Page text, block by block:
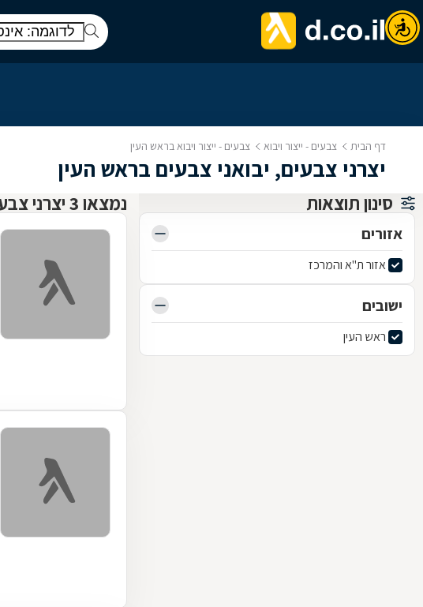
דף הבית צבעים - ייצור ויבוא צבעים - ייצור ויבוא בראש העין
יצרני צבעים, יבואני צבעים בראש העין
סינון תוצאות
אזורים
אזור ת"א והמרכז
ישובים
ראש העין
נמצאו 3 יצרני צבעים, יבואני צבעים